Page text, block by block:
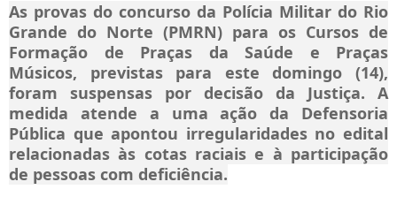
As provas do concurso da Polícia Militar do Rio
Grande do Norte (PMRN) para os Cursos de
Formação de Praças da Saúde e Praças
Músicos, previstas para este domingo (14),
foram suspensas por decisão da Justiça. A
medida atende a uma ação da Defensoria
Pública que apontou irregularidades no edital
relacionadas às cotas raciais e à participação
de pessoas com deficiência.